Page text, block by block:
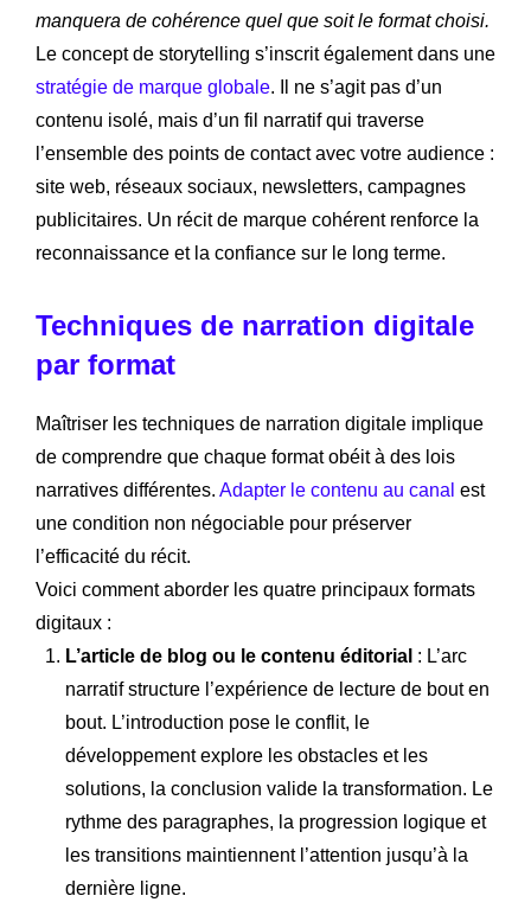
manquera de cohérence quel que soit le format choisi.
Le concept de storytelling s’inscrit également dans une
stratégie de marque globale. Il ne s’agit pas d’un
contenu isolé, mais d’un fil narratif qui traverse
l’ensemble des points de contact avec votre audience :
site web, réseaux sociaux, newsletters, campagnes
publicitaires. Un récit de marque cohérent renforce la
reconnaissance et la confiance sur le long terme.
Techniques de narration digitale
par format
Maîtriser les techniques de narration digitale implique
de comprendre que chaque format obéit à des lois
narratives différentes. Adapter le contenu au canal est
une condition non négociable pour préserver
l’efficacité du récit.
Voici comment aborder les quatre principaux formats
digitaux :
L’article de blog ou le contenu éditorial : L’arc
narratif structure l’expérience de lecture de bout en
bout. L’introduction pose le conflit, le
développement explore les obstacles et les
solutions, la conclusion valide la transformation. Le
rythme des paragraphes, la progression logique et
les transitions maintiennent l’attention jusqu’à la
dernière ligne.